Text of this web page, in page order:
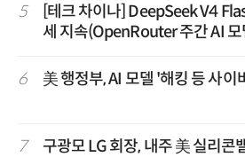
5
[테크 차이나] DeepSeek V4
세 지속(OpenRouter 주간 AI 모
6 美 행정부, AI 모델 '해킹 등 사이
7 구광모 LG 회장, 내주 美 실리콘